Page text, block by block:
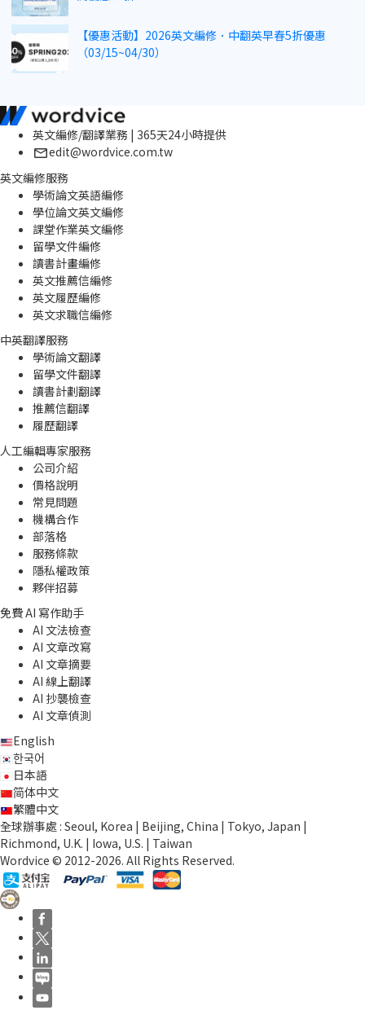
【優惠活動】2026英文編修．中翻英早春5折優惠
（03/15~04/30）
英文編修/翻譯業務 | 365天24小時提供
edit@wordvice.com.tw
英文編修服務
學術論文英語編修
學位論文英文編修
課堂作業英文編修
留學文件編修
讀書計畫編修
英文推薦信編修
英文履歷編修
英文求職信編修
中英翻譯服務
學術論文翻譯
留學文件翻譯
讀書計劃翻譯
推薦信翻譯
履歷翻譯
人工編輯專家服務
公司介紹
價格說明
常見問題
機構合作
部落格
服務條款
隱私權政策
夥伴招募
免費 AI 寫作助手
AI 文法檢查
AI 文章改寫
AI 文章摘要
AI 線上翻譯
AI 抄襲檢查
AI 文章偵測
English
한국어
日本語
简体中文
繁體中文
全球辦事處 : Seoul, Korea | Beijing, China | Tokyo, Japan |
Richmond, U.K. | Iowa, U.S. | Taiwan
Wordvice © 2012-2026. All Rights Reserved.